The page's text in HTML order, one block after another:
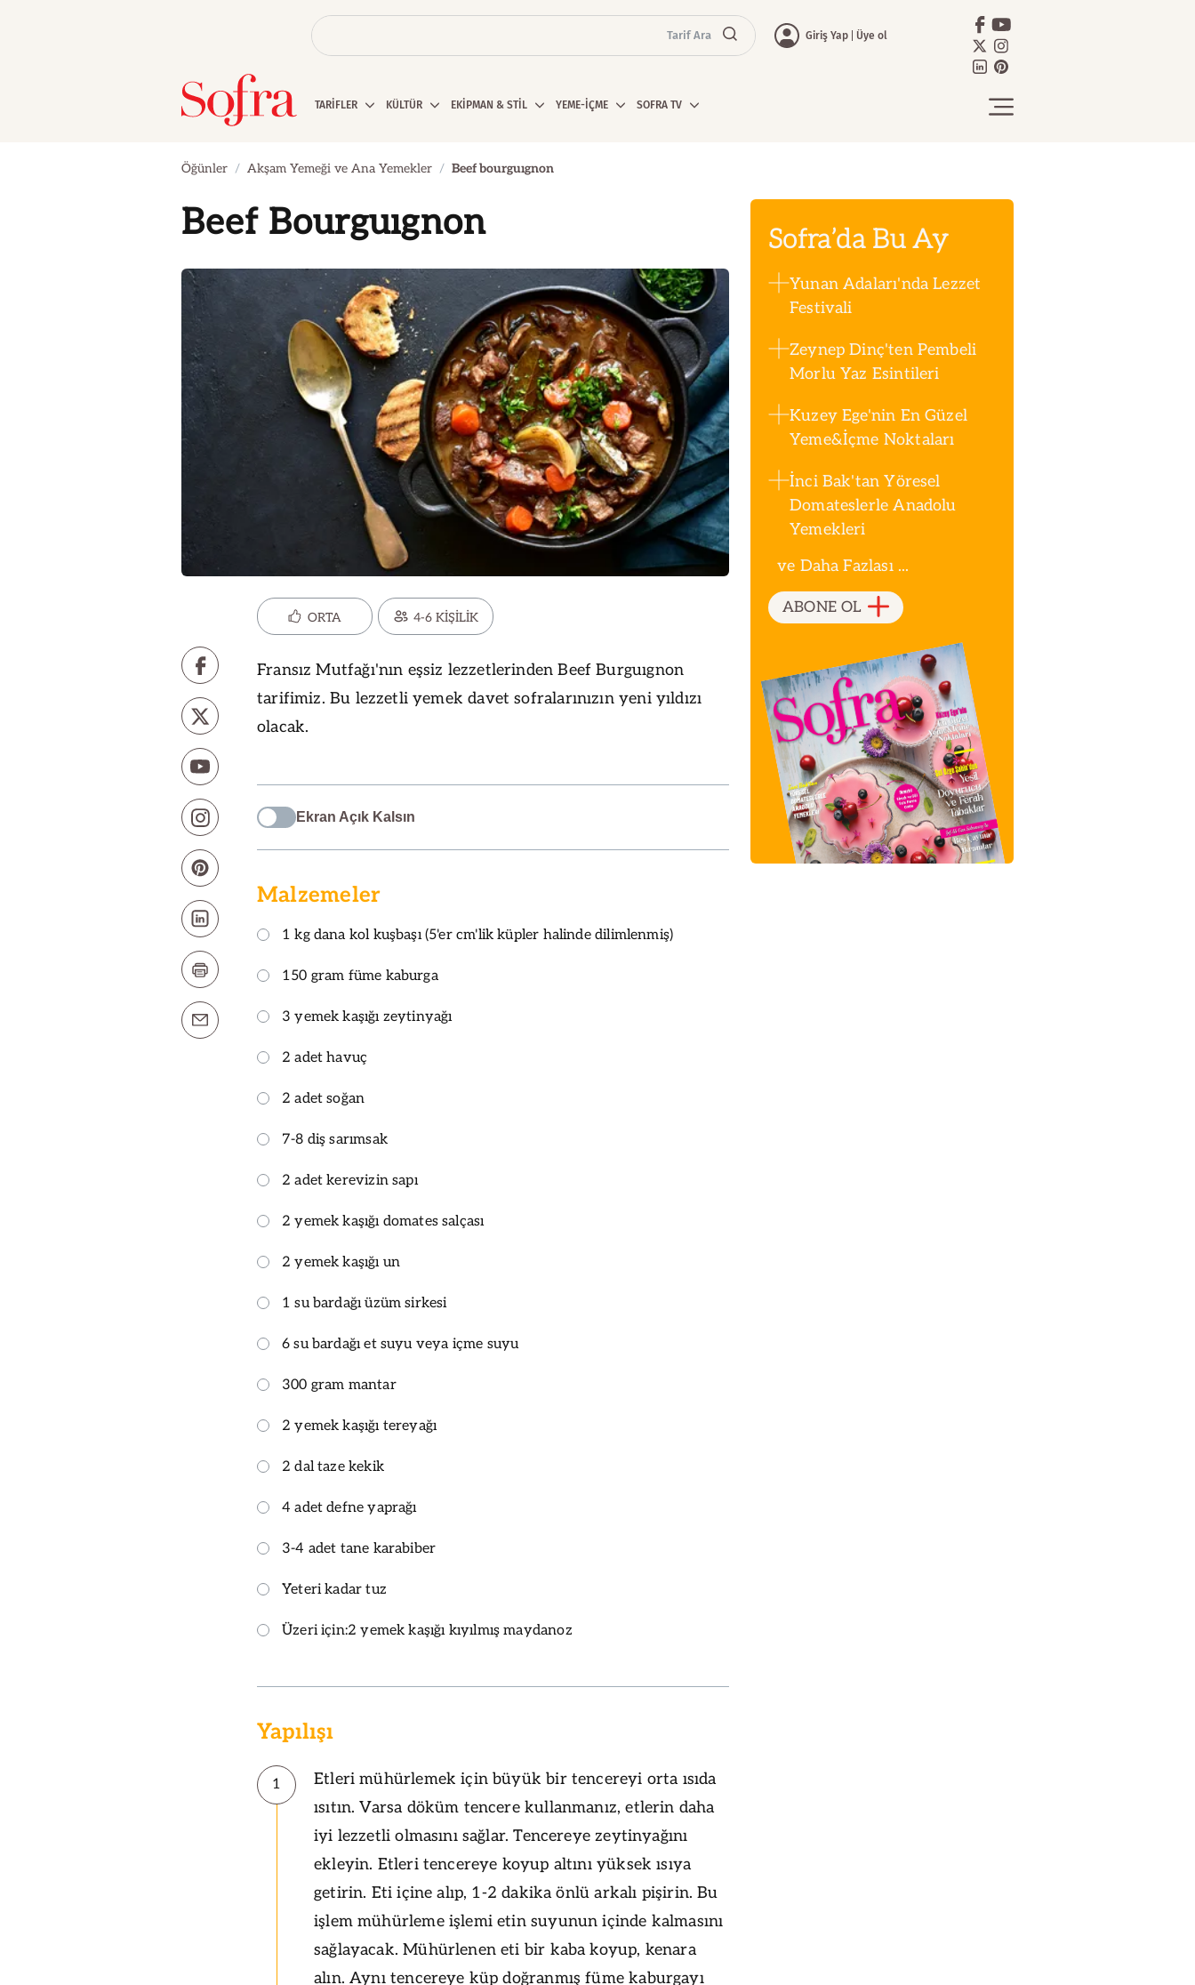
Tarif Ara Giriş Yap Üye ol
TARİFLER KÜLTÜR EKİPMAN & STİL YEME-İÇME SOFRA TV
Öğünler Akşam Yemeği ve Ana Yemekler Beef bourguıgnon
Beef Bourguıgnon
ORTA 4-6 KİŞİLİK
Fransız Mutfağı'nın eşsiz lezzetlerinden Beef Burguıgnon
tarifimiz. Bu lezzetli yemek davet sofralarınızın yeni yıldızı
olacak.
Ekran Açık Kalsın
Malzemeler
1 kg dana kol kuşbaşı (5'er cm'lik küpler halinde dilimlenmiş)
150 gram füme kaburga
3 yemek kaşığı zeytinyağı
2 adet havuç
2 adet soğan
7-8 diş sarımsak
2 adet kerevizin sapı
2 yemek kaşığı domates salçası
2 yemek kaşığı un
1 su bardağı üzüm sirkesi
6 su bardağı et suyu veya içme suyu
300 gram mantar
2 yemek kaşığı tereyağı
2 dal taze kekik
4 adet defne yaprağı
3-4 adet tane karabiber
Yeteri kadar tuz
Üzeri için:2 yemek kaşığı kıyılmış maydanoz
Yapılışı
1
Etleri mühürlemek için büyük bir tencereyi orta ısıda
ısıtın. Varsa döküm tencere kullanmanız, etlerin daha
iyi lezzetli olmasını sağlar. Tencereye zeytinyağını
ekleyin. Etleri tencereye koyup altını yüksek ısıya
getirin. Eti içine alıp, 1-2 dakika önlü arkalı pişirin. Bu
işlem mühürleme işlemi etin suyunun içinde kalmasını
sağlayacak. Mühürlenen eti bir kaba koyup, kenara
alın. Aynı tencereye küp doğranmış füme kaburgayı
Sofra’da Bu Ay
Yunan Adaları'nda Lezzet
Festivali
Zeynep Dinç'ten Pembeli
Morlu Yaz Esintileri
Kuzey Ege'nin En Güzel
Yeme&İçme Noktaları
İnci Bak'tan Yöresel
Domateslerle Anadolu
Yemekleri
ve Daha Fazlası ...
ABONE OL